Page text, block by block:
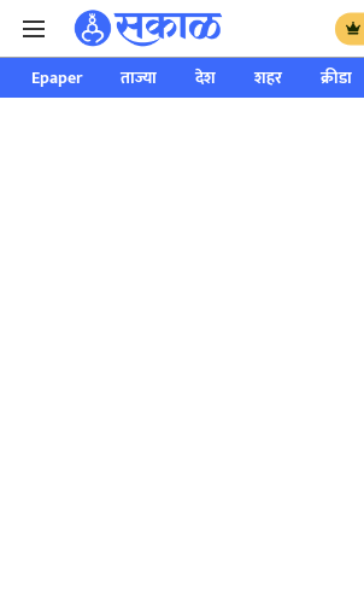
Epaper ताज्या देश शहर क्रीडा